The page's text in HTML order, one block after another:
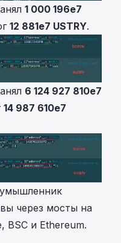
1 000 196e7
12 881e7 USTRY.
6 124 927 810e7
14 987 610e7
через мосты на
BSC и Ethereum.